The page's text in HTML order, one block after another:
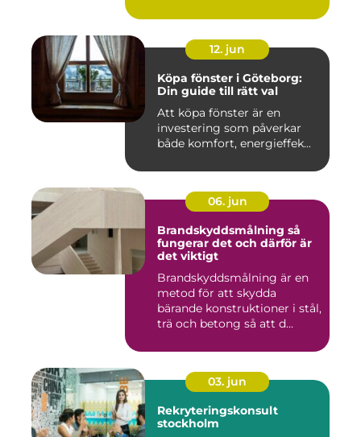
12. jun
Köpa fönster i Göteborg:
Din guide till rätt val
Att köpa fönster är en
investering som påverkar
både komfort, energieffek...
06. jun
Brandskyddsmålning så
fungerar det och därför är
det viktigt
Brandskyddsmålning är en
metod för att skydda
bärande konstruktioner i stål,
trä och betong så att d...
03. jun
Rekryteringskonsult
stockholm